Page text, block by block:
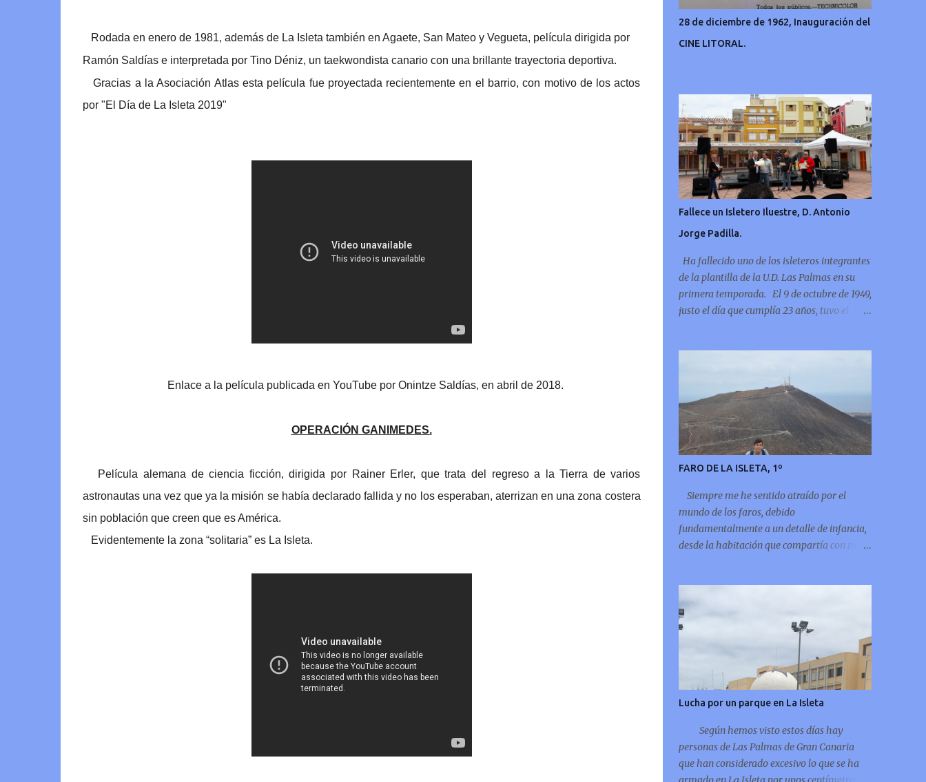
Rodada en enero de 1981, además de La Isleta también en Agaete, San Mateo y Vegueta, película dirigida por
Ramón Saldías e interpretada por Tino Déniz, un taekwondista canario con una brillante trayectoria deportiva.
Gracias a la Asociación Atlas esta película fue proyectada recientemente en el barrio, con motivo de los actos
por "El Día de La Isleta 2019"
Enlace a la película publicada en YouTube por Onintze Saldías, en abril de 2018.
OPERACIÓN GANIMEDES.
Película alemana de ciencia ficción, dirigida por Rainer Erler, que trata del regreso a la Tierra de varios
astronautas una vez que ya la misión se había declarado fallida y no los esperaban, aterrizan en una zona costera
sin población que creen que es América.
Evidentemente la zona “solitaria” es La Isleta.
28 de diciembre de 1962, Inauguración del
CINE LITORAL.
Fallece un Isletero Iluestre, D. Antonio
Jorge Padilla.
Ha fallecido uno de los isleteros integrantes
de la plantilla de la U.D. Las Palmas en su
primera temporada. El 9 de octubre de 1949,
justo el día que cumplía 23 años, tuvo el
FARO DE LA ISLETA, 1º
Siempre me he sentido atraído por el
mundo de los faros, debido
fundamentalmente a un detalle de infancia,
desde la habitación que compartía con mi
encima de la montaña del Vigía, por eso
siempre he leído sobre el tema y ahora
incluso me atrevo a compartir unos
pequeños apuntes del faro de mi infancia, el
faro de La Isleta: La Montaña del Faro, vista
desde la Montaña Colorada.
Lucha por un parque en La Isleta
Según hemos visto estos días hay
personas de Las Palmas de Gran Canaria
que han considerado excesivo lo que se ha